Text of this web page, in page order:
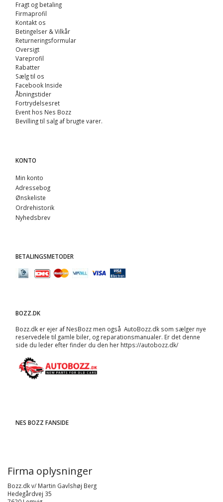
Fragt og betaling
Firmaprofil
Kontakt os
Betingelser & Vilkår
Returneringsformular
Oversigt
Vareprofil
Rabatter
Sælg til os
Facebook Inside
Åbningstider
Fortrydelsesret
Event hos Nes Bozz
Bevilling til salg af brugte varer.
KONTO
Min konto
Adressebog
Ønskeliste
Ordrehistorik
Nyhedsbrev
BETALINGSMETODER
BOZZ.DK
Bozz.dk er ejer af NesBozz men også AutoBozz.dk som sælger nye
reservedele til gamle biler, og reparationsmanualer. Er det denne
side du leder efter finder du den her https://autobozz.dk/
NES BOZZ FANSIDE
Firma oplysninger
Bozz.dk v/ Martin Gavlshøj Berg
Hedegårdvej 35